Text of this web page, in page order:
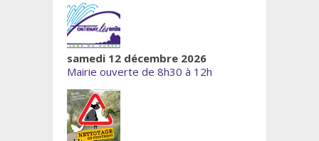
samedi 12 décembre 2026
Mairie ouverte de 8h30 à 12h